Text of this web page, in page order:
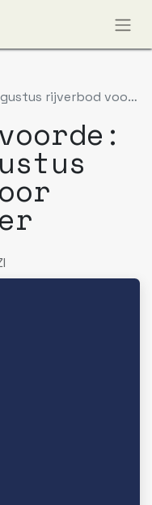
voor zwaar vervoer